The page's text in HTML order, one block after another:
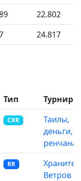
22.802
24.817
Тип
Турнир
CRR
Таилы,
деньги,
ренчана
RR
Ветров